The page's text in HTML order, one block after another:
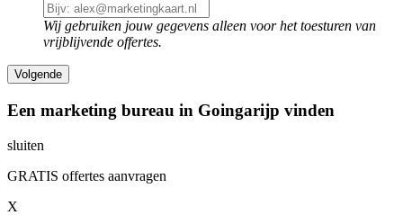
Wij gebruiken jouw gegevens alleen voor het toesturen van
vrijblijvende offertes.
Een marketing bureau in Goingarijp vinden
sluiten
GRATIS offertes aanvragen
X